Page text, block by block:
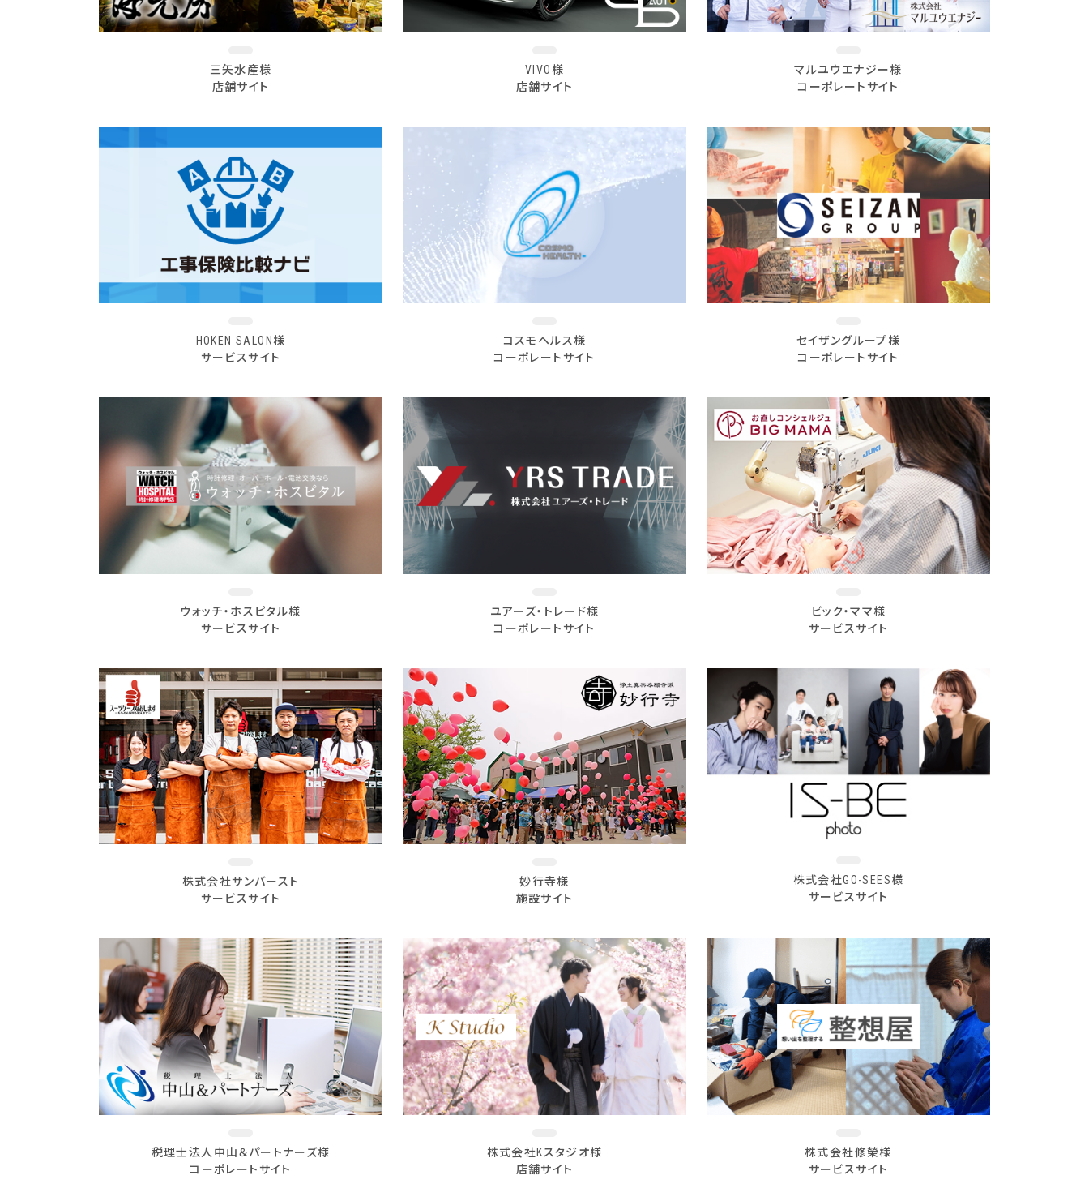
三矢水産様
店舗サイト
VIVO様
店舗サイト
マルユウエナジー様
コーポレートサイト
HOKEN SALON様
サービスサイト
コスモヘルス様
コーポレートサイト
セイザングループ様
コーポレートサイト
ウォッチ・ホスピタル様
サービスサイト
ユアーズ・トレード様
コーポレートサイト
ビック・ママ様
サービスサイト
株式会社サンバースト
サービスサイト
妙行寺様
施設サイト
株式会社GO-SEES様
サービスサイト
税理士法人中山＆パートナーズ様
コーポレートサイト
株式会社Kスタジオ様
店舗サイト
株式会社修榮様
サービスサイト